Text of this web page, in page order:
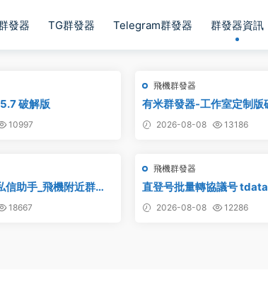
發器 TG群發器 Telegram群發器 群發器資訊
破解版
10997
飛機群發器
有米群發器-工作室定制版
2026-08-08 13186
信助手_飛機附近群
信,telegram附近群發
18667
飛機群發器
直登号批量轉協議号
附破解工具
2026-08-08 12286